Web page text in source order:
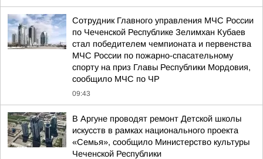
Сотрудник Главного управления МЧС России
по Чеченской Республике Зелимхан Кубаев
стал победителем чемпионата и первенства
МЧС России по пожарно-спасательному
спорту на приз Главы Республики Мордовия,
сообщило МЧС по ЧР
09:43
В Аргуне проводят ремонт Детской школы
искусств в рамках национального проекта
«Семья», сообщило Министерство культуры
Чеченской Республики